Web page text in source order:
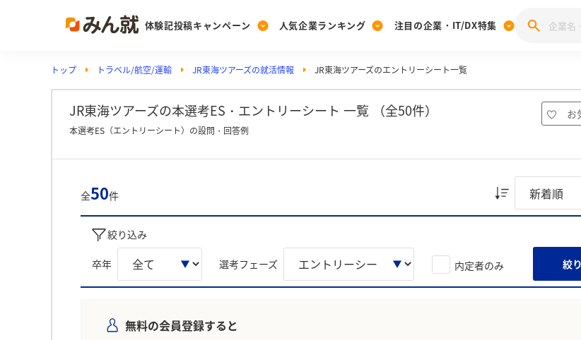
体験記投稿キャンペーン
Post
投稿する
[27卒] 本選考体験記投稿キャンペーン
人気企業ランキング
Ranking
ランキングを見る
みんなのDX企業就職ブランド調査
Vote
注目の企業・IT/DX特集
PickUp
注目の企業特集
トップ トラベル/航空/運輸 JR東海ツアーズの就活情報 JR東海ツアーズのエントリーシート一覧
JR東海ツアーズの本選考ES・エントリーシート 一覧 （全50件） お
本選考ES（エントリーシート）の設問・回答例
全50件
絞り込み
卒年 選考フェーズ 内定者のみ 絞
無料の会員登録すると